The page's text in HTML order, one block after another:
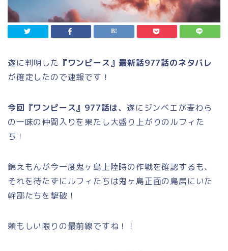
遂に判明した 『ワンピース』最新話977話のネタバレ
が確定したので速報です！
今回『ワンピース』977話は、 遂にジンベエが麦わら
の一味の仲間入りを果たし大盛り上がりのルフィた
ち！
錦えもんが今一度鬼ヶ島上陸時の作戦を確認するも、
それを待たずにルフィたちは鬼ヶ島正面の鳥居にいた
幹部たちを撃破！
頼もしい限りの最前線ですね！！